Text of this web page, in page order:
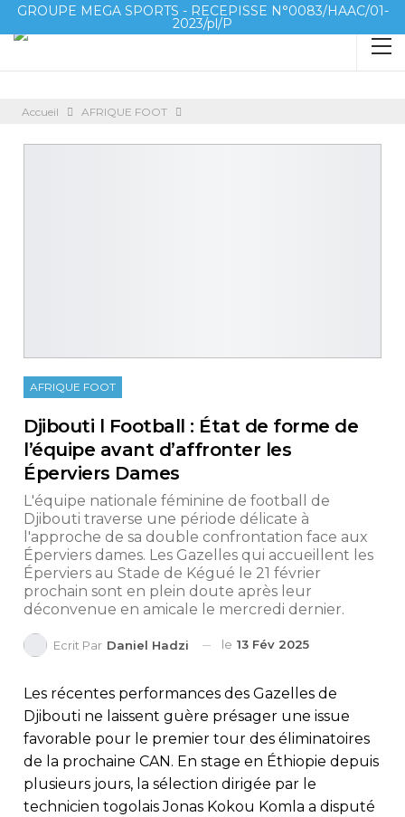
GROUPE MEGA SPORTS - RECEPISSE N°0083/HAAC/01-
2023/pl/P
Accueil AFRIQUE FOOT
AFRIQUE FOOT
Djibouti l Football : État de forme de
l’équipe avant d’affronter les
Éperviers Dames
L'équipe nationale féminine de football de
Djibouti traverse une période délicate à
l'approche de sa double confrontation face aux
Éperviers dames. Les Gazelles qui accueillent les
Éperviers au Stade de Kégué le 21 février
prochain sont en plein doute après leur
déconvenue en amicale le mercredi dernier.
Ecrit Par Daniel Hadzi le 13 Fév 2025
Les récentes performances des Gazelles de
Djibouti ne laissent guère présager une issue
favorable pour le premier tour des éliminatoires
de la prochaine CAN. En stage en Éthiopie depuis
plusieurs jours, la sélection dirigée par le
technicien togolais Jonas Kokou Komla a disputé